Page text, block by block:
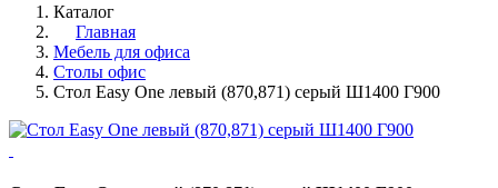
Каталог
Главная
Мебель для офиса
Столы офис
Стол Easy One левый (870,871) серый Ш1400 Г900